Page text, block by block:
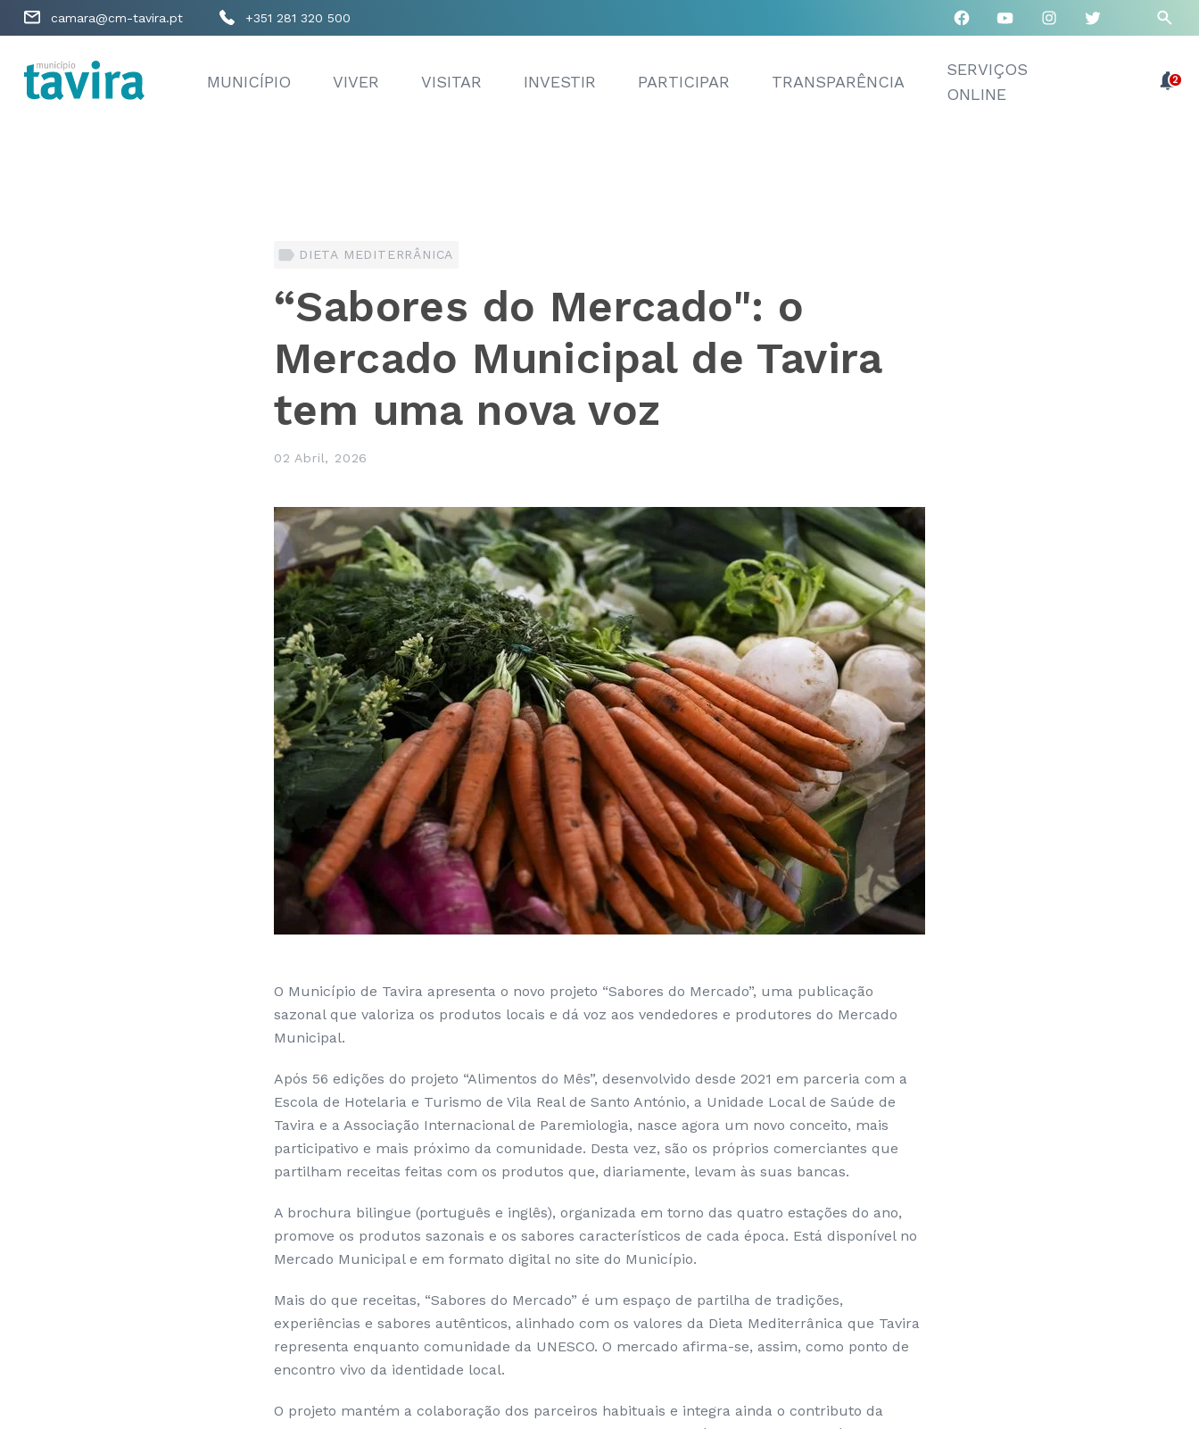
camara@cm-tavira.pt +351 281 320 500
MUNICÍPIO VIVER VISITAR INVESTIR PARTICIPAR TRANSPARÊNCIA
SERVIÇOS
ONLINE
2
DIETA MEDITERRÂNICA
“Sabores do Mercado": o
Mercado Municipal de Tavira
tem uma nova voz
02 Abril, 2026
O Município de Tavira apresenta o novo projeto “Sabores do Mercado”, uma publicação
sazonal que valoriza os produtos locais e dá voz aos vendedores e produtores do Mercado
Municipal.
Após 56 edições do projeto “Alimentos do Mês”, desenvolvido desde 2021 em parceria com a
Escola de Hotelaria e Turismo de Vila Real de Santo António, a Unidade Local de Saúde de
Tavira e a Associação Internacional de Paremiologia, nasce agora um novo conceito, mais
participativo e mais próximo da comunidade. Desta vez, são os próprios comerciantes que
partilham receitas feitas com os produtos que, diariamente, levam às suas bancas.
A brochura bilingue (português e inglês), organizada em torno das quatro estações do ano,
promove os produtos sazonais e os sabores característicos de cada época. Está disponível no
Mercado Municipal e em formato digital no site do Município.
Mais do que receitas, “Sabores do Mercado” é um espaço de partilha de tradições,
experiências e sabores autênticos, alinhado com os valores da Dieta Mediterrânica que Tavira
representa enquanto comunidade da UNESCO. O mercado afirma-se, assim, como ponto de
encontro vivo da identidade local.
O projeto mantém a colaboração dos parceiros habituais e integra ainda o contributo da